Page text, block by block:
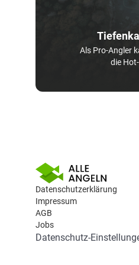
Als Pro-Angler
die
Datenschutzerklärung
Impressum
AGB
Jobs
Datenschutz-